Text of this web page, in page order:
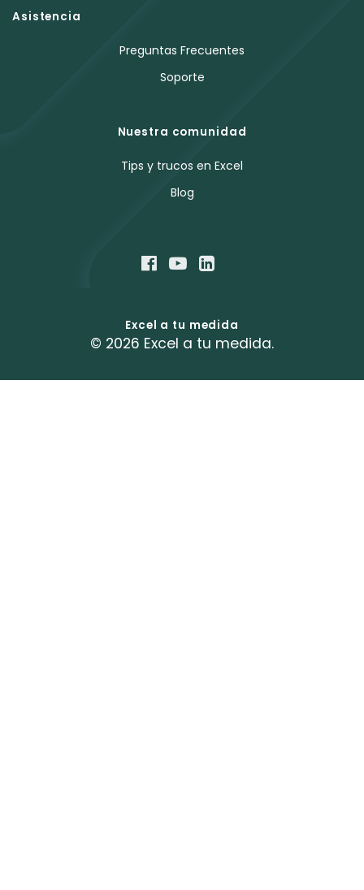
Asistencia
Preguntas Frecuentes
Soporte
Nuestra comunidad
Tips y trucos en Excel
Blog
Excel a tu medida
© 2026 Excel a tu medida.